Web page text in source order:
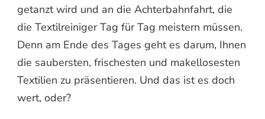
getanzt wird und an die Achterbahnfahrt, die
die Textilreiniger Tag für Tag meistern müssen.
Denn am Ende des Tages geht es darum, Ihnen
die saubersten, frischesten und makellosesten
Textilien zu präsentieren. Und das ist es doch
wert, oder?